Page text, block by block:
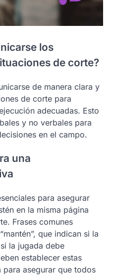
los
de corte?
de manera clara y
de corte para
adecuadas. Esto
y no verbales para
en el campo.
una
para asegurar
en la misma página
Frases comunes
que indican si la
la jugada debe
establecer estas
para asegurar que todos